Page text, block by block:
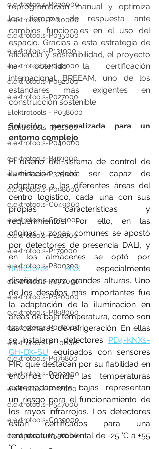
elektrotools-P020000
elektrotools-P100000
elektrotools-P035000
elektrotools-P131000
elektrotools-P048000
elektrotools-P092000
elektrotools-P027000
Elektrotools - P038000
Elektrotools-P761000
elektrotools-P040000
elektrotools-P463000
elektrotools-P375000
elektrotools-P098000
elektrotools-C049000
elektrotools-C004000
elektrotools-P120000
elektrotools-P179000
elektrotools-P800300
elektrotools-P070000
elektrotools-P820000
elektrotools-P898000
elektrotools-P058000
elektrotools-P110000
elektrotools-P979800
elektrotools-P003000
elektrotools-P122000
elektrotools-P547000
elektrotools-C039000
elektrotools-P536000
reprogramación manual y optimiza
los tiempos de respuesta ante
cambios funcionales en el uso del
espacio. Gracias a esta estrategia de
eficiencia y sostenibilidad, el proyecto
ha obtenido la certificación
internacional BREEAM, uno de los
estándares más exigentes en
construcción sostenible.
Solución personalizada para un
entorno complejo
El diseño del sistema de control de
iluminación debía ser capaz de
adaptarse a las diferentes áreas del
centro logístico, cada una con sus
propias características y
requerimientos. Por ello, en las
oficinas y zonas comunes se apostó
por detectores de presencia DALI, y
detectores KNX especialmente
diseñados para grandes alturas. Uno
de los desafíos más importantes fue
la adaptación de la iluminación en
áreas de baja temperatura, como son
las cámaras de refrigeración. En ellas
se instalaron detectores PD4-KNXs-
GH-DX-SU equipados con sensores
PIR, que destacan por su fiabilidad en
entornos donde las temperaturas
extremadamente bajas representan
un riesgo para el funcionamiento de
los rayos infrarrojos. Los detectores
están certificados para una
temperatura ambiental de -25 °C a +55